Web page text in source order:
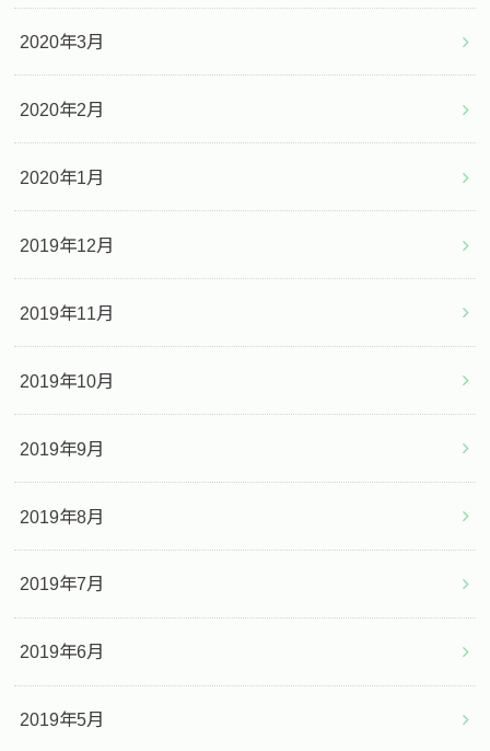
2020年3月
2020年2月
2020年1月
2019年12月
2019年11月
2019年10月
2019年9月
2019年8月
2019年7月
2019年6月
2019年5月